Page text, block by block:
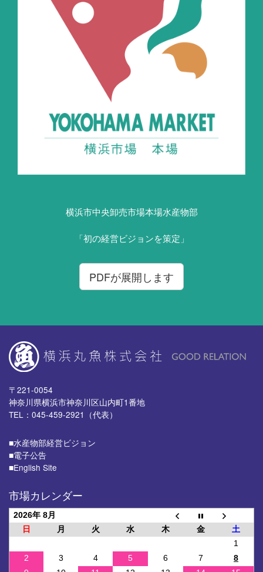
横浜市中央卸売市場本場水産物部
「初の経営ビジョンを策定」
PDFが展開します
〒221-0054
神奈川県横浜市神奈川区山内町1番地
TEL：045-459-2921（代表）
■⽔産物部経営ビジョン
■電子公告
■English Site
市場カレンダー
2026年 8月
日
月 火 水 木 金
土
1
2
3 4 5 6 7
8